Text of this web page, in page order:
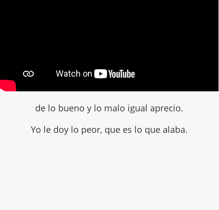
de lo bueno y lo malo igual aprecio.
Yo le doy lo peor, que es lo que alaba.